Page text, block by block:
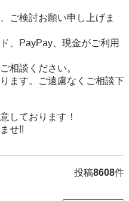
ご検討お願い申し上げま
、PayPay、現金がご利用
相談ください。
ます。ご遠慮なくご相談下
しております！
投稿8608件